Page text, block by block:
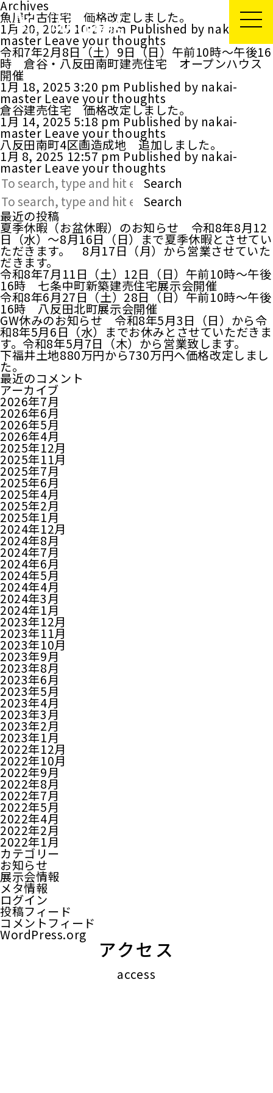
Archives
魚屋中古住宅 価格改定しました。
1月 20, 2025 10:27 am Published by nakai-
master Leave your thoughts
令和7年2月8日（土）9日（日）午前10時～午後16
時 倉谷・八反田南町建売住宅 オープンハウス
開催
1月 18, 2025 3:20 pm Published by nakai-
master Leave your thoughts
倉谷建売住宅 価格改定しました。
1月 14, 2025 5:18 pm Published by nakai-
master Leave your thoughts
八反田南町4区画造成地 追加しました。
1月 8, 2025 12:57 pmPublished by nakai-
master Leave your thoughts
Search
Search
最近の投稿
夏季休暇（お盆休暇）のお知らせ 令和8年8月12
日（水）～8月16日（日）まで夏季休暇とさせてい
ただきます。 8月17日（月）から営業させていた
だきます。
令和8年7月11日（土）12日（日）午前10時～午後
16時 七条中町新築建売住宅展示会開催
令和8年6月27日（土）28日（日）午前10時～午後
16時 八反田北町展示会開催
GW休みのお知らせ 令和8年5月3日（日）から令
和8年5月6日（水）までお休みとさせていただきま
す。令和8年5月7日（木）から営業致します。
下福井土地880万円から730万円へ価格改定しまし
た。
最近のコメント
アーカイブ
2026年7月
2026年6月
2026年5月
2026年4月
2025年12月
2025年11月
2025年7月
2025年6月
2025年4月
2025年2月
2025年1月
2024年12月
2024年8月
2024年7月
2024年6月
2024年5月
2024年4月
2024年3月
2024年1月
2023年12月
2023年11月
2023年10月
2023年9月
2023年8月
2023年6月
2023年5月
2023年4月
2023年3月
2023年2月
2023年1月
2022年12月
2022年10月
2022年9月
2022年8月
2022年7月
2022年5月
2022年4月
2022年2月
2022年1月
カテゴリー
お知らせ
展示会情報
メタ情報
ログイン
投稿フィード
コメントフィード
WordPress.org
アクセス
access